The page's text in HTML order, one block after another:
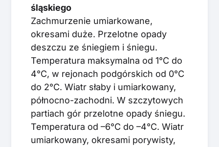
śląskiego
Zachmurzenie umiarkowane,
okresami duże. Przelotne opady
deszczu ze śniegiem i śniegu.
Temperatura maksymalna od 1°C do
4°C, w rejonach podgórskich od 0°C
do 2°C. Wiatr słaby i umiarkowany,
północno-zachodni. W szczytowych
partiach gór przelotne opady śniegu.
Temperatura od –6°C do –4°C. Wiatr
umiarkowany, okresami porywisty,